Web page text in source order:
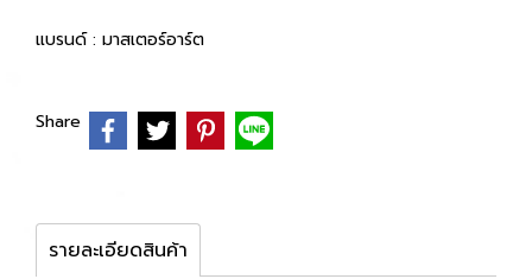
แบรนด์ : มาสเตอร์อาร์ต
Share
รายละเอียดสินค้า